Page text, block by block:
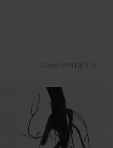
24 april 2014 2:12